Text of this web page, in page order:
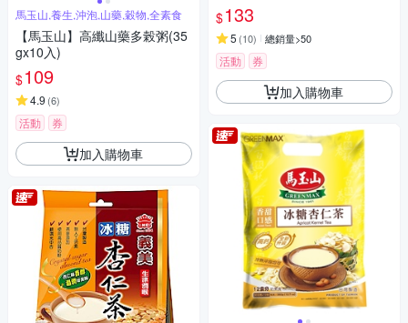
馬玉山,養生,沖泡,山藥,穀物,全素食
【馬玉山】高纖山藥多榖粥(35
gx10入)
$109
4.9 (6)
活動 券
加入購物車
$133
5 (10) 總銷量>50
活動 券
加入購物車